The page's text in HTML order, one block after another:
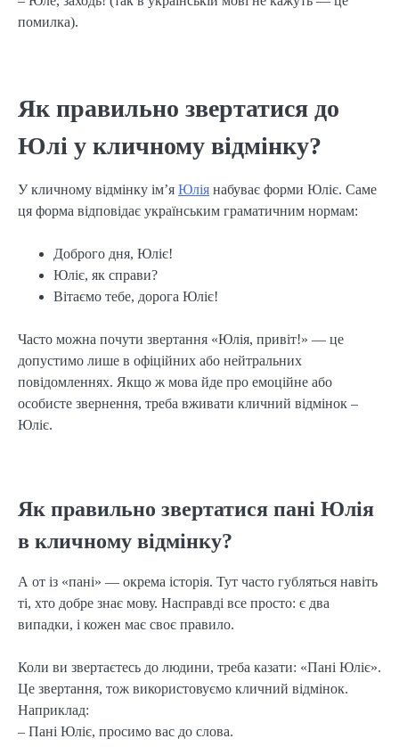
помилка).
Як правильно звертатися до
Юлі у кличному відмінку?
У кличному відмінку ім’я Юлія набуває форми Юліє. Саме
ця форма відповідає українським граматичним нормам:
Доброго дня, Юліє!
Юліє, як справи?
Вітаємо тебе, дорога Юліє!
Часто можна почути звертання «Юлія, привіт!» — це
допустимо лише в офіційних або нейтральних
повідомленнях. Якщо ж мова йде про емоційне або
особисте звернення, треба вживати кличний відмінок –
Юліє.
Як правильно звертатися пані Юлія
в кличному відмінку?
А от із «пані» — окрема історія. Тут часто губляться навіть
ті, хто добре знає мову. Насправді все просто: є два
випадки, і кожен має своє правило.
Коли ви звертаєтесь до людини, треба казати: «Пані Юліє».
Це звертання, тож використовуємо кличний відмінок.
Наприклад:
– Пані Юліє, просимо вас до слова.